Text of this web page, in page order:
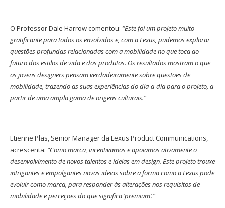
O Professor Dale Harrow comentou: “Este foi um projeto muito
gratificante para todos os envolvidos e, com a Lexus, pudemos explorar
questões profundas relacionadas com a mobilidade no que toca ao
futuro dos estilos de vida e dos produtos. Os resultados mostram o que
os jovens designers pensam verdadeiramente sobre questões de
mobilidade, trazendo as suas experiências do dia-a-dia para o projeto, a
partir de uma ampla gama de origens culturais.”
Etienne Plas, Senior Manager da Lexus Product Communications,
acrescenta: “Como marca, incentivamos e apoiamos ativamente o
desenvolvimento de novos talentos e ideias em design. Este projeto trouxe
intrigantes e empolgantes novas ideias sobre a forma como a Lexus pode
evoluir como marca, para responder às alterações nos requisitos de
mobilidade e perceções do que significa ‘premium’.”